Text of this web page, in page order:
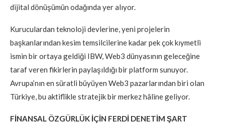
dijital dönüşümün odağında yer alıyor.
Kuruculardan teknoloji devlerine, yeni projelerin
başkanlarından kesim temsilcilerine kadar pek çok kıymetli
ismin bir ortaya geldiği IBW, Web3 dünyasının geleceğine
taraf veren fikirlerin paylaşıldığı bir platform sunuyor.
Avrupa’nın en süratli büyüyen Web3 pazarlarından biri olan
Türkiye, bu aktiflikle stratejik bir merkez hâline geliyor.
FİNANSAL ÖZGÜRLÜK İÇİN FERDİ DENETİM ŞART